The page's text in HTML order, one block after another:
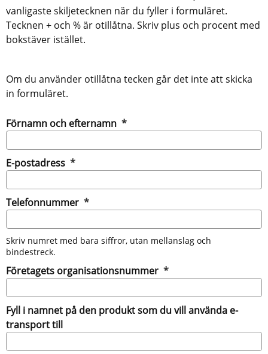
vanligaste skiljetecknen när du fyller i formuläret.
Tecknen + och % är otillåtna. Skriv plus och procent med
bokstäver istället.
Om du använder otillåtna tecken går det inte att skicka
in formuläret.
Förnamn och efternamn *(obligatorisk)
E-postadress *(obligatorisk)
Telefonnummer *(obligatorisk)
Skriv numret med bara siffror, utan mellanslag och
bindestreck.
Företagets organisationsnummer *(obligatorisk)
Fyll i namnet på den produkt som du vill använda e-
transport till